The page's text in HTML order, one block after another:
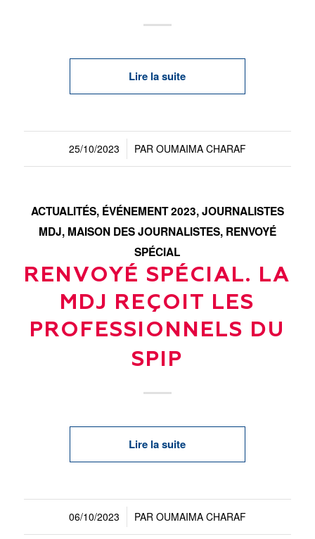
Lire la suite
25/10/2023
/ PAR OUMAIMA CHARAF
ACTUALITÉS, ÉVÉNEMENT 2023,JOURNALISTES
MDJ, MAISON DES JOURNALISTES, RENVOYÉ
SPÉCIAL
RENVOYÉ SPÉCIAL. LA
MDJ REÇOIT LES
PROFESSIONNELS DU
SPIP
Lire la suite
06/10/2023
/ PAR OUMAIMA CHARAF